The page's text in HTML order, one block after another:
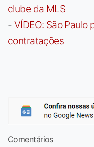
clube da MLS
- VÍDEO: São Paulo
contratações
Comentários